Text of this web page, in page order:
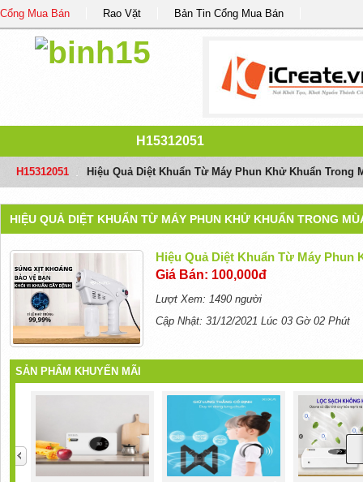
Cổng Mua Bán Rao Vặt Bản Tin Cổng Mua Bán
H15312051
H15312051 Hiệu Quả Diệt Khuẩn Từ Máy Phun Khử Khuẩn Trong
HIỆU QUẢ DIỆT KHUẨN TỪ MÁY PHUN KHỬ KHUẨN TRONG
Hiệu Quả Diệt Khuẩn Từ Máy Phun
Giá Bán: 100,000đ
Lượt Xem: 1490 người
Cập Nhật: 31/12/2021 Lúc 03 Gờ 02 Phút
SẢN PHẨM KHUYẾN MÃI